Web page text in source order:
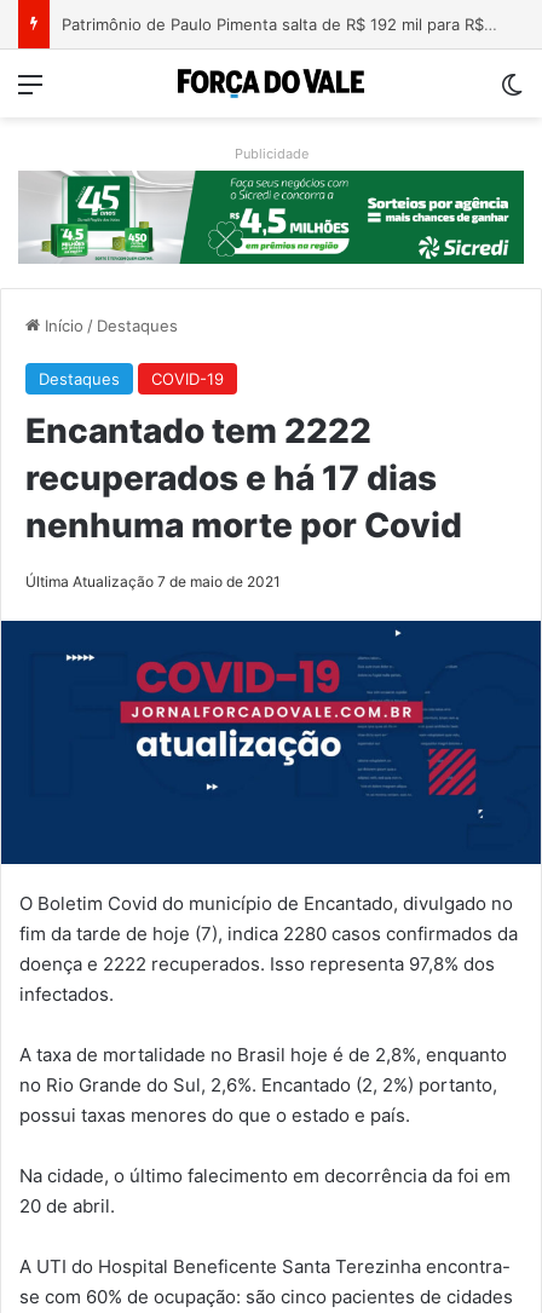
Nova lei endurece penas para crimes sexuais online contra crianças e adolescentes
Menu
Publicidade
Início / Destaques
Destaques COVID-19
Encantado tem 2222
recuperados e há 17 dias
nenhuma morte por Covid
Última Atualização 7 de maio de 2021
O Boletim Covid do município de Encantado, divulgado no
fim da tarde de hoje (7), indica 2280 casos confirmados da
doença e 2222 recuperados. Isso representa 97,8% dos
infectados.
A taxa de mortalidade no Brasil hoje é de 2,8%, enquanto
no Rio Grande do Sul, 2,6%. Encantado (2, 2%) portanto,
possui taxas menores do que o estado e país.
Na cidade, o último falecimento em decorrência da foi em
20 de abril.
A UTI do Hospital Beneficente Santa Terezinha encontra-
se com 60% de ocupação: são cinco pacientes de cidades